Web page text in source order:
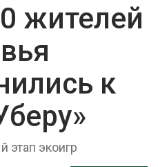
жителей
к
этап экоигр